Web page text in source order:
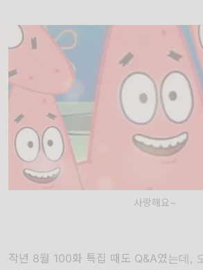
사랑해요~
작년 8월 100화 특집 때도 Q&A였는데,